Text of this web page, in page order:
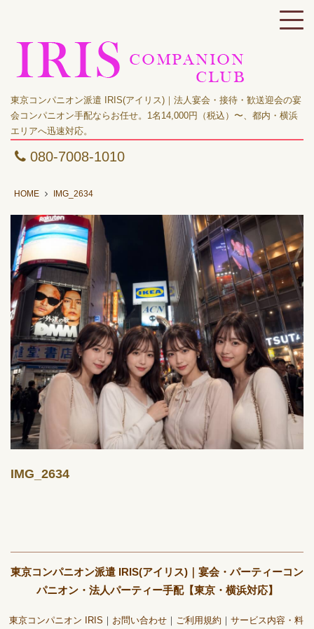
東京コンパニオン派遣 IRIS(アイリス)｜法人宴会・接待・歓送迎会の宴
会コンパニオン手配ならお任せ。1名14,000円（税込）〜、都内・横浜
エリアへ迅速対応。
080-7008-1010
HOME IMG_2634
IMG_2634
東京コンパニオン派遣 IRIS(アイリス)｜宴会・パーティーコン
パニオン・法人パーティー手配【東京・横浜対応】
東京コンパニオン IRIS お問い合わせ ご利用規約 サービス内容・料